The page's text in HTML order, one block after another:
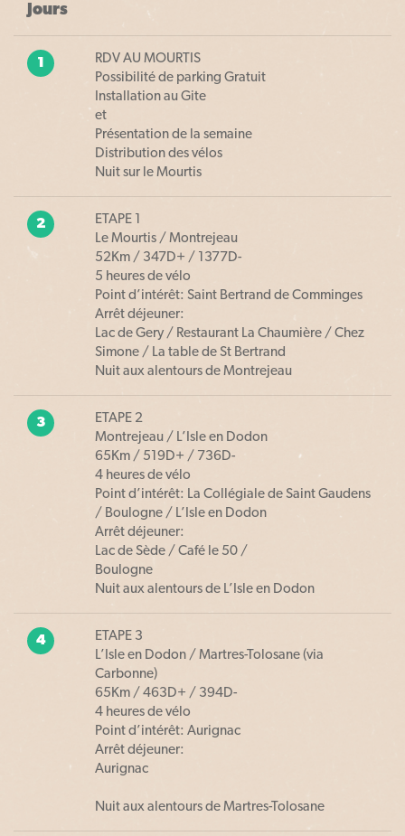
Jours
1
RDV AU MOURTIS
Possibilité de parking Gratuit
Installation au Gite
et
Présentation de la semaine
Distribution des vélos
Nuit sur le Mourtis
2
ETAPE 1
Le Mourtis / Montrejeau
52Km / 347D+ / 1377D-
5 heures de vélo
Point d’intérêt: Saint Bertrand de Comminges
Arrêt déjeuner:
Lac de Gery / Restaurant La Chaumière / Chez
Simone / La table de St Bertrand
Nuit aux alentours de Montrejeau
3
ETAPE 2
Montrejeau / L’Isle en Dodon
65Km / 519D+ / 736D-
4 heures de vélo
Point d’intérêt: La Collégiale de Saint Gaudens
/ Boulogne / L’Isle en Dodon
Arrêt déjeuner:
Lac de Sède / Café le 50 /
Boulogne
Nuit aux alentours de L’Isle en Dodon
4
ETAPE 3
L’Isle en Dodon / Martres-Tolosane (via
Carbonne)
65Km / 463D+ / 394D-
4 heures de vélo
Point d’intérêt: Aurignac
Arrêt déjeuner:
Aurignac
Nuit aux alentours de Martres-Tolosane